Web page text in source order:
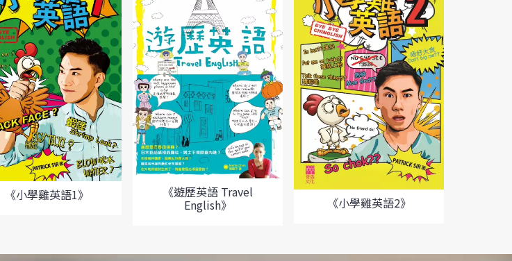
《小學雞英語1》 《遊歷英語 Travel
English》 《小學雞英語2》